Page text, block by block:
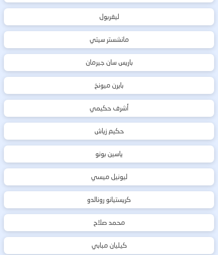
ليفربول
مانشستر سيتي
باريس سان جيرمان
بايرن ميونخ
أشرف حكيمي
حكيم زياش
ياسين بونو
ليونيل ميسي
كريستيانو رونالدو
محمد صلاح
كيليان مبابي